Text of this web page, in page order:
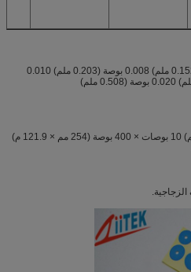
0.005 بوصة (0.127 ملم) 0.006 بوصة (0.152 ملم) 0.008 بوصة (0.203 ملم) 0.010